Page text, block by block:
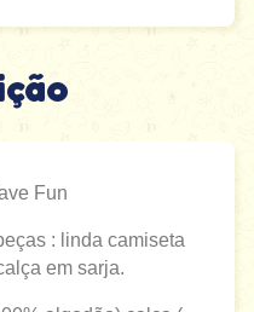
Fun
: linda camiseta
em sarja.